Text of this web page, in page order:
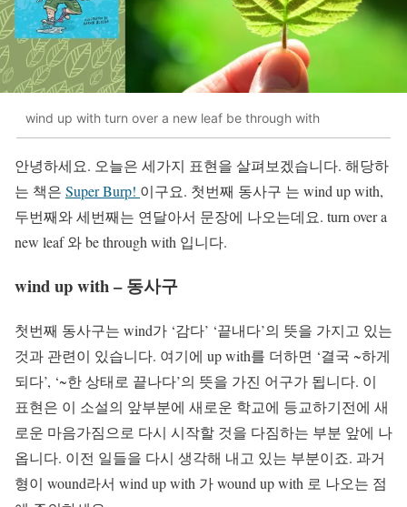
wind up with turn over a new leaf be through with
안녕하세요. 오늘은 세가지 표현을 살펴보겠습니다. 해당하
는 책은 Super Burp! 이구요. 첫번째 동사구 는 wind up with,
두번째와 세번째는 연달아서 문장에 나오는데요. turn over a
new leaf 와 be through with 입니다.
wind up with – 동사구
첫번째 동사구는 wind가 ‘감다’ ‘끝내다’의 뜻을 가지고 있는
것과 관련이 있습니다. 여기에 up with를 더하면 ‘결국 ~하게
되다’, ‘~한 상태로 끝나다’의 뜻을 가진 어구가 됩니다. 이
표현은 이 소설의 앞부분에 새로운 학교에 등교하기전에 새
로운 마음가짐으로 다시 시작할 것을 다짐하는 부분 앞에 나
옵니다. 이전 일들을 다시 생각해 내고 있는 부분이죠. 과거
형이 wound라서 wind up with 가 wound up with 로 나오는 점